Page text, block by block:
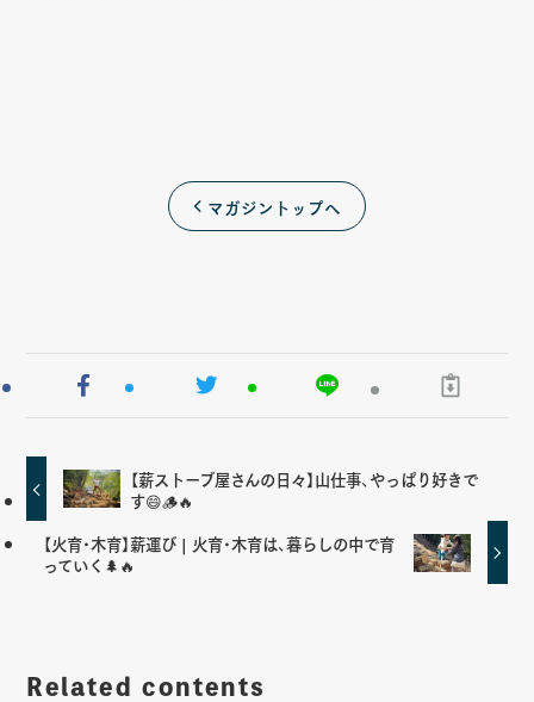
マガジントップへ
【薪ストーブ屋さんの日々】山仕事、やっぱり好きで
す😄🪵🔥
【火育・木育】薪運び | 火育・木育は、暮らしの中で育
っていく🌲🔥
Related contents